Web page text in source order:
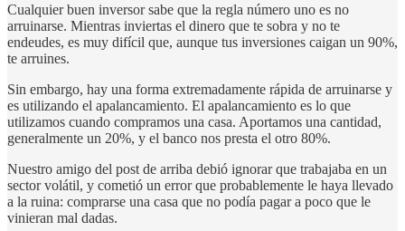
Cualquier buen inversor sabe que la regla número uno es no
arruinarse. Mientras inviertas el dinero que te sobra y no te
endeudes, es muy difícil que, aunque tus inversiones caigan un 90%,
te arruines.
Sin embargo, hay una forma extremadamente rápida de arruinarse y
es utilizando el apalancamiento. El apalancamiento es lo que
utilizamos cuando compramos una casa. Aportamos una cantidad,
generalmente un 20%, y el banco nos presta el otro 80%.
Nuestro amigo del post de arriba debió ignorar que trabajaba en un
sector volátil, y cometió un error que probablemente le haya llevado
a la ruina: comprarse una casa que no podía pagar a poco que le
vinieran mal dadas.